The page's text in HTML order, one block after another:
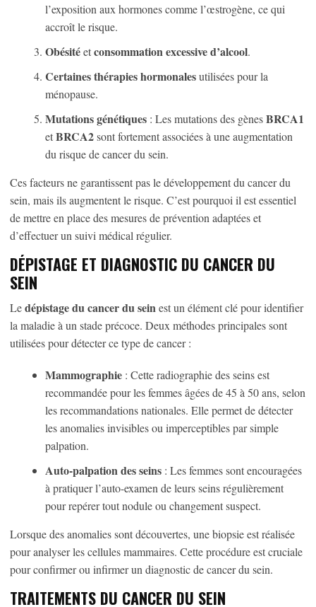
l’exposition aux hormones comme l’œstrogène, ce qui
accroît le risque.
Obésitéetconsommation excessive d’alcool.
Certaines thérapies hormonalesutilisées pour la
ménopause.
Mutations génétiques : Les mutations des gènesBRCA1
etBRCA2sont fortement associées à une augmentation
du risque de cancer du sein.
Ces facteurs ne garantissent pas le développement du cancer du
sein, mais ils augmentent le risque. C’est pourquoi il est essentiel
de mettre en place des mesures de prévention adaptées et
d’effectuer un suivi médical régulier.
DÉPISTAGE ET DIAGNOSTIC DU CANCER DU
SEIN
Ledépistage du cancer du sein est un élément clé pour identifier
la maladie à un stade précoce. Deux méthodes principales sont
utilisées pour détecter ce type de cancer :
Mammographie : Cette radiographie des seins est
recommandée pour les femmes âgées de 45 à 50 ans, selon
les recommandations nationales. Elle permet de détecter
les anomalies invisibles ou imperceptibles par simple
palpation.
Auto-palpation des seins : Les femmes sont encouragées
à pratiquer l’auto-examen de leurs seins régulièrement
pour repérer tout nodule ou changement suspect.
Lorsque des anomalies sont découvertes, une biopsie est réalisée
pour analyser les cellules mammaires. Cette procédure est cruciale
pour confirmer ou infirmer un diagnostic de cancer du sein.
TRAITEMENTS DU CANCER DU SEIN